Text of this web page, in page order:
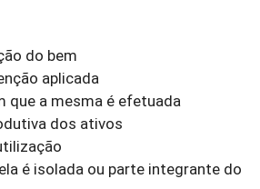
do bem
aplicada
que a mesma é efetuada
dos ativos
é isolada ou parte integrante do